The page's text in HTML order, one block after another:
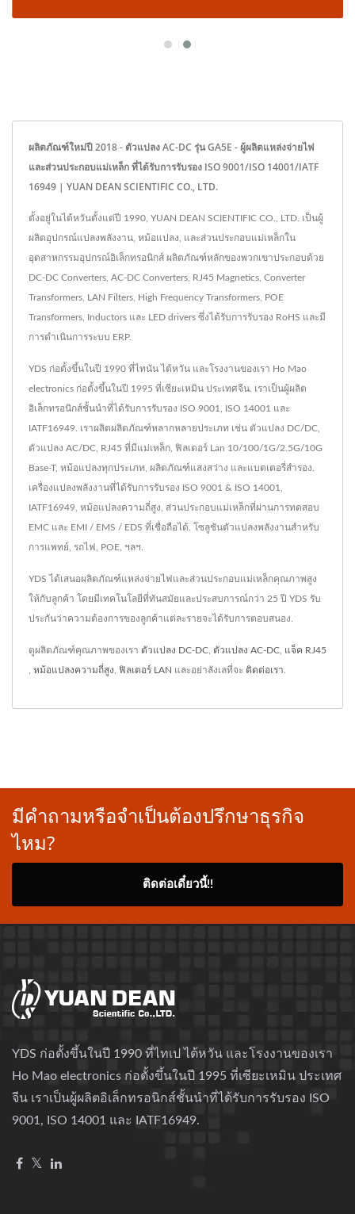
ผลิตภัณฑ์ใหม่ปี 2018 - ตัวแปลง AC-DC รุ่น GA5E - ผู้ผลิตแหล่งจ่ายไฟ
และส่วนประกอบแม่เหล็ก ที่ได้รับการรับรอง ISO 9001/ISO 14001/IATF
16949 | YUAN DEAN SCIENTIFIC CO., LTD.
ตั้งอยู่ในไต้หวันตั้งแต่ปี 1990, YUAN DEAN SCIENTIFIC CO., LTD. เป็นผู้
ผลิตอุปกรณ์แปลงพลังงาน, หม้อแปลง, และส่วนประกอบแม่เหล็กใน
อุตสาหกรรมอุปกรณ์อิเล็กทรอนิกส์ ผลิตภัณฑ์หลักของพวกเขาประกอบด้วย
DC-DC Converters, AC-DC Converters, RJ45 Magnetics, Converter
Transformers, LAN Filters, High Frequency Transformers, POE
Transformers, Inductors และ LED drivers ซึ่งได้รับการรับรอง RoHS และมี
การดำเนินการระบบ ERP.
YDS ก่อตั้งขึ้นในปี 1990 ที่ไทนัน ไต้หวัน และโรงงานของเรา Ho Mao
electronics ก่อตั้งขึ้นในปี 1995 ที่เซียะเหมิน ประเทศจีน. เราเป็นผู้ผลิต
อิเล็กทรอนิกส์ชั้นนำที่ได้รับการรับรอง ISO 9001, ISO 14001 และ
IATF16949. เราผลิตผลิตภัณฑ์หลากหลายประเภท เช่น ตัวแปลง DC/DC,
ตัวแปลง AC/DC, RJ45 ที่มีแม่เหล็ก, ฟิลเตอร์ Lan 10/100/1G/2.5G/10G
Base-T, หม้อแปลงทุกประเภท, ผลิตภัณฑ์แสงสว่าง และแบตเตอรี่สำรอง.
เครื่องแปลงพลังงานที่ได้รับการรับรอง ISO 9001 & ISO 14001,
IATF16949, หม้อแปลงความถี่สูง, ส่วนประกอบแม่เหล็กที่ผ่านการทดสอบ
EMC และ EMI / EMS / EDS ที่เชื่อถือได้. โซลูชันตัวแปลงพลังงานสำหรับ
การแพทย์, รถไฟ, POE, ฯลฯ.
YDS ได้เสนอผลิตภัณฑ์แหล่งจ่ายไฟและส่วนประกอบแม่เหล็กคุณภาพสูง
ให้กับลูกค้า โดยมีเทคโนโลยีที่ทันสมัยและประสบการณ์กว่า 25 ปี YDS รับ
ประกันว่าความต้องการของลูกค้าแต่ละรายจะได้รับการตอบสนอง.
ดูผลิตภัณฑ์คุณภาพของเรา ตัวแปลง DC-DC, ตัวแปลง AC-DC, แจ็ค RJ45
, หม้อแปลงความถี่สูง, ฟิลเตอร์ LAN และอย่าลังเลที่จะ ติดต่อเรา.
มีคำถามหรือจำเป็นต้องปรึกษาธุรกิจ
ไหม?
ติดต่อเดี๋ยวนี้!!
YDS ก่อตั้งขึ้นในปี 1990 ที่ไทเป ไต้หวัน และโรงงานของเรา
Ho Mao electronics ก่อตั้งขึ้นในปี 1995 ที่เซียะเหมิน ประเทศ
จีน เราเป็นผู้ผลิตอิเล็กทรอนิกส์ชั้นนำที่ได้รับการรับรอง ISO
9001, ISO 14001 และ IATF16949.